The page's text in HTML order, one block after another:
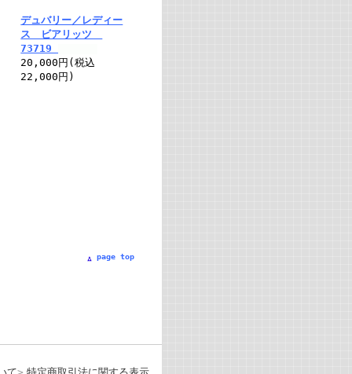
デュバリー／レディー
ス ビアリッツ
73719
20,000円(税込
22,000円)
page top